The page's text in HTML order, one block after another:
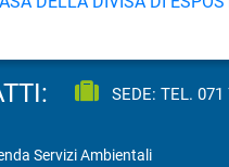
SEDE: TEL. 071
Servizi Ambientali